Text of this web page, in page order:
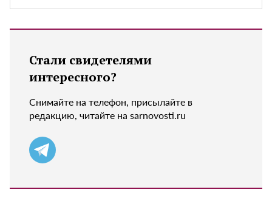
Стали свидетелями
интересного?
Снимайте на телефон, присылайте в
редакцию, читайте на sarnovosti.ru